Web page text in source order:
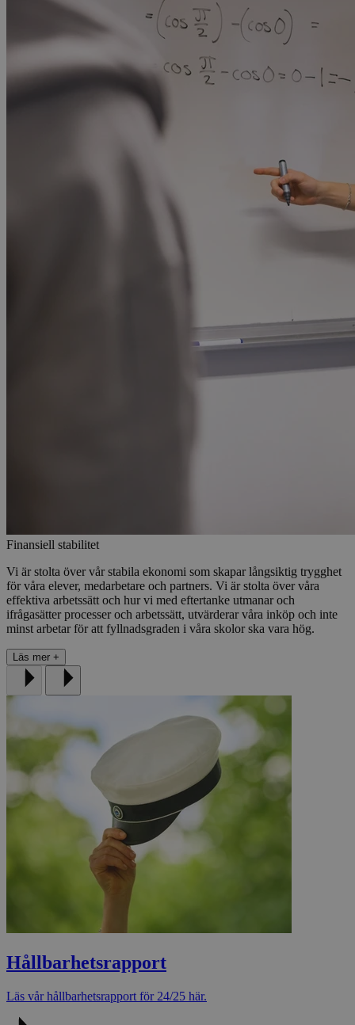
Finansiell stabilitet​​​​‌ ‍ ​‍​‍‌‍ ‌ ​‍‌‍‍‌‌‍‌ ‌‍‍‌‌‍ ‍​‍​‍​ ‍‍​‍​‍‌ ​ ‌‍​‌‌‍ ‍‌‍‍‌‌ ‌​‌ ‍‌​‍ ‍‌‍‍‌‌‍ ​‍​‍​‍ ​​‍​‍‌‍‍​‌ ​‍‌‍‌‌‌‍‌‍​‍​‍​ ‍‍​‍​‍​‍ ‌ ​ ‌ ‌​‌ ‌‌‌‍‌​‌‍‍‌‌‍ ​‍ ‌‍‍‌‌‍ ‍‌ ‌​‌‍‌‌‌‍ ‍‌ ‌​​‍ ‌‍‌‌‌‍‌​‌‍‍‌‌ ‌​​‍ ‌‍ ‌‌‍ ‌‍‌​‌‍‌‌​ ‌‌ ​​‌ ​‍‌‍‌‌‌ ​ ‌‍‌‌‌‍ ‍‌ ‌​‌‍​‌‌ ‌​‌‍‍‌‌‍ ‌‍ ‍​ ‍ ‌‍‍‌‌‍‌​​ ‌​ ​‌​ ​‌​ ‌‌‌‍‌‍​ ​‌‌‍‌‌‌‍​‍​ ‌‌​‍ ‌​ ‌​​ ‌​‌‍​‌‌‍‌‍​‍ ‌​ ‌​​ ​ ​ ‌ ‌‍‌‌​‍ ‌‌‍​‍​ ​‍‌‍​‍​ ‌‍​‍ ‌‌‍‌‍‌‍​ ​ ‍‌‌‍‌​​ ​‌‌‍​‌​ ‌ ​ ‌‍​ ‍​​ ​ ‌‍​‌​ ​‌​ ‍ ‌ ‌​‌ ‍‌‌ ​​‌‍‌‌​ ‌‌‍​‌‌ ​‍‌ ‌​‌‍‍‌‌‍​ ‌‍ ​‌‍‌‌‌‌​​‌‍​‌‌‍‌ ‌‍‌‌​ ‍ ‌ ​​‌‍​‌‌ ‌​‌‍‍​​ ‌‌ ​​‌‍​‌‌‍‌ ‌‍‌‌‌​​‍‌ ‌‌‌‍‍‌‌‍ ​‌‍‌​‌‍‌‌‌ ​‍​‍‌‌​ ‌‌‌​​‍‌‌ ‌‍‍ ‌‍‌‌‌ ‍‌​‍‌‌​ ​ ‌​‌​​‍‌‌​ ​ ‌​‌​​‍‌‌​ ​‍​ ​‍​ ‌ ‌‍‌‍‌‍​‍‌‍‌​​ ‍‌​ ‌​‌‍‌‍‌‍‌​‌‍​ ​ ‌ ​ ‍‌‌‍‌​​‍‌‌​ ​‍​ ​‍​‍‌‌​ ‌‌‌​‌​​‍ ‍‌ ‌ ‌‍‌‌‌‍‌‌‌‍‍ ‌ ​ ​‍‌‌​ ‌‌‌​​‍‌‌ ‌‍‍ ‌‍‌‌‌ ‍‌​‍‌‌​ ​ ‌​‌​​‍‌‌​ ​ ‌​‌​​‍‌‌​ ​‍​ ​‍​ ‌ ‌‍‌‍‌‍‌‌​ ​​‌‍​‍‌‍‌‌​ ​​​ ​‍​ ​ ​ ​‍​ ‍‌​ ​​​‍‌‌​ ​‍​ ​‍​‍‌‌​ ‌‌‌​‌​​‍ ‍‌ ​ ‌‍​ ‌‍‍​‌‍‌‌‌‍‌​‌ ‌‌‌‍ ​‌‍‌‌​‍‌‌​ ‌‌‌​​‍‌‌ ‌‍‍ ‌‍‌‌‌ ‍‌​‍‌‌​ ​ ‌​‌​​‍‌‌​ ​ ‌​‌​​‍‌‌​ ​‍​ ​‍​ ‌ ​ ​ ​ ​‍​ ​‌​ ​​​ ​ ‌‍‌​​ ‌ ​ ‌‍​ ​‍‌‍​ ‌‍​ ​‍‌‌​ ​‍​ ​‍​‍‌‌​ ‌‌‌​‌​​‍ ‍‌‍‍​‌‍‌‌‌‍​‌‌‍‌​‌‍‍‌‌‍ ‍‌‍‌ ​ ‌‍​‍‌‍​‌‌ ​ ‌‍‌‌‌‌‌‌‌ ​‍‌‍ ​​ ‌​‍‌‌​ ​‍‌​‌‍‌ ​ ‌ ‌​‌ ‌‌‌‍‌​‌‍‍‌‌‍ ​‍‌‍‌‍‍‌‌‍‌​​ ‌​ ​‌​ ​‌​ ‌‌‌‍‌‍​ ​‌‌‍‌‌‌‍​‍​ ‌‌​‍ ‌​ ‌​​ ‌​‌‍​‌‌‍‌‍​‍ ‌​ ‌​​ ​ ​ ‌ ‌‍‌‌​‍ ‌‌‍​‍​ ​‍‌‍​‍​ ‌‍​‍ ‌‌‍‌‍‌‍​ ​ ‍‌‌‍‌​​ ​‌‌‍​‌​ ‌ ​ ‌‍​ ‍​​ ​ ‌‍​‌​ ​‌​‍‌‍‌ ‌​‌ ‍‌‌ ​​‌‍‌‌​ ‌‌‍​‌‌ ​‍‌ ‌​‌‍‍‌‌‍​ ‌‍ ​‌‍‌‌‌‌​​‌‍​‌‌‍‌ ‌‍‌‌​‍‌‍‌ ​​‌‍​‌‌ ‌​‌‍‍​​ ‌‌ ​​‌‍​‌‌‍‌ ‌‍‌‌‌​​‍‌ ‌‌‌‍‍‌‌‍ ​‌‍‌​‌‍‌‌‌ ​‍​‍‌‌​ ‌‌‌​​‍‌‌ ‌‍‍ ‌‍‌‌‌ ‍‌​‍‌‌​ ​ ‌​‌​​‍‌‌​ ​ ‌​‌​​‍‌‌​ ​‍​ ​‍​ ‌ ‌‍‌‍‌‍​‍‌‍‌​​ ‍‌​ ‌​‌‍‌‍‌‍‌​‌‍​ ​ ‌ ​ ‍‌‌‍‌​​‍‌‌​ ​‍​ ​‍​‍‌‌​ ‌‌‌​‌​​‍ ‍‌ ‌ ‌‍‌‌‌‍‌‌‌‍‍ ‌ ​ ​‍‌‌​ ‌‌‌​​‍‌‌ ‌‍‍ ‌‍‌‌‌ ‍‌​‍‌‌​ ​ ‌​‌​​‍‌‌​ ​ ‌​‌​​‍‌‌​ ​‍​ ​‍​ ‌ ‌‍‌‍‌‍‌‌​ ​​‌‍​‍‌‍‌‌​ ​​​ ​‍​ ​ ​ ​‍​ ‍‌​ ​​​‍‌‌​ ​‍​ ​‍​‍‌‌​ ‌‌‌​‌​​‍ ‍‌ ​ ‌‍​ ‌‍‍​‌‍‌‌‌‍‌​‌ ‌‌‌‍ ​‌‍‌‌​‍‌‌​ ‌‌‌​​‍‌‌ ‌‍‍ ‌‍‌‌‌ ‍‌​‍‌‌​ ​ ‌​‌​​‍‌‌​ ​ ‌​‌​​‍‌‌​ ​‍​ ​‍​ ‌ ​ ​ ​ ​‍​ ​‌​ ​​​ ​ ‌‍‌​​ ‌ ​ ‌‍​ ​‍‌‍​ ‌‍​ ​‍‌‌​ ​‍​ ​‍​‍‌‌​ ‌‌‌​‌​​‍ ‍‌‍‍​‌‍‌‌‌‍​‌‌‍‌​‌‍‍‌‌‍ ‍‌‍‌ ​‍‌‍‌ ​​‌‍‌‌‌ ​‍‌ ​ ‌ ​​‌‍‌‌‌‍​ ‌ ‌​‌‍‍‌‌ ‌‍‌‍‌‌​ ‌‌ ​​‌ ‌‌‌‍​‍‌‍ ​‌‍‍‌‌ ​ ‌‍‍​‌‍‌‌‌‍‌​​‍​‍‌ ‌
Vi är stolta över vår stabila ekonomi som skapar långsiktig trygghet
för våra elever, medarbetare och partners. Vi är stolta över våra
effektiva arbetssätt och hur vi med eftertanke utmanar och
ifrågasätter processer och arbetssätt, utvärderar våra inköp och inte
minst arbetar för att fyllnadsgraden i våra skolor ska vara hög.​​​​‌ ‍ ​‍​‍‌‍ ‌ ​‍‌‍‍‌‌‍‌ ‌‍‍‌‌‍ ‍​‍​‍​ ‍‍​‍​‍‌ ​ ‌‍​‌‌‍ ‍‌‍‍‌‌ ‌​‌ ‍‌​‍ ‍‌‍‍‌‌‍ ​‍​‍​‍ ​​‍​‍‌‍‍​‌ ​‍‌‍‌‌‌‍‌‍​‍​‍​ ‍‍​‍​‍​‍ ‌ ​ ‌ ‌​‌ ‌‌‌‍‌​‌‍‍‌‌‍ ​‍ ‌‍‍‌‌‍ ‍‌ ‌​‌‍‌‌‌‍ ‍‌ ‌​​‍ ‌‍‌‌‌‍‌​‌‍‍‌‌ ‌​​‍ ‌‍ ‌‌‍ ‌‍‌​‌‍‌‌​ ‌‌ ​​‌ ​‍‌‍‌‌‌ ​ ‌‍‌‌‌‍ ‍‌ ‌​‌‍​‌‌ ‌​‌‍‍‌‌‍ ‌‍ ‍​ ‍ ‌‍‍‌‌‍‌​​ ‌​ ​‌​ ​‌​ ‌‌‌‍‌‍​ ​‌‌‍‌‌‌‍​‍​ ‌‌​‍ ‌​ ‌​​ ‌​‌‍​‌‌‍‌‍​‍ ‌​ ‌​​ ​ ​ ‌ ‌‍‌‌​‍ ‌‌‍​‍​ ​‍‌‍​‍​ ‌‍​‍ ‌‌‍‌‍‌‍​ ​ ‍‌‌‍‌​​ ​‌‌‍​‌​ ‌ ​ ‌‍​ ‍​​ ​ ‌‍​‌​ ​‌​ ‍ ‌ ‌​‌ ‍‌‌ ​​‌‍‌‌​ ‌‌‍​‌‌ ​‍‌ ‌​‌‍‍‌‌‍​ ‌‍ ​‌‍‌‌‌‌​​‌‍​‌‌‍‌ ‌‍‌‌​ ‍ ‌ ​​‌‍​‌‌ ‌​‌‍‍​​ ‌‌ ​​‌‍​‌‌‍‌ ‌‍‌‌‌​​‍‌ ‌‌‌‍‍‌‌‍ ​‌‍‌​‌‍‌‌‌ ​‍​‍‌‌​ ‌‌‌​​‍‌‌ ‌‍‍ ‌‍‌‌‌ ‍‌​‍‌‌​ ​ ‌​‌​​‍‌‌​ ​ ‌​‌​​‍‌‌​ ​‍​ ​‍​ ‌ ‌‍‌‍‌‍​‍‌‍‌​​ ‍‌​ ‌​‌‍‌‍‌‍‌​‌‍​ ​ ‌ ​ ‍‌‌‍‌​​‍‌‌​ ​‍​ ​‍​‍‌‌​ ‌‌‌​‌​​‍ ‍‌ ‌ ‌‍‌‌‌‍‌‌‌‍‍ ‌ ​ ​‍‌‌​ ‌‌‌​​‍‌‌ ‌‍‍ ‌‍‌‌‌ ‍‌​‍‌‌​ ​ ‌​‌​​‍‌‌​ ​ ‌​‌​​‍‌‌​ ​‍​ ​‍​ ‌ ‌‍‌‍‌‍‌‌​ ​​‌‍​‍‌‍‌‌​ ​​​ ​‍​ ​ ​ ​‍​ ‍‌​ ​​​‍‌‌​ ​‍​ ​‍​‍‌‌​ ‌‌‌​‌​​‍ ‍‌ ​ ‌‍​ ‌‍‍​‌‍‌‌‌‍‌​‌ ‌‌‌‍ ​‌‍‌‌​‍‌‌​ ‌‌‌​​‍‌‌ ‌‍‍ ‌‍‌‌‌ ‍‌​‍‌‌​ ​ ‌​‌​​‍‌‌​ ​ ‌​‌​​‍‌‌​ ​‍​ ​‍​ ‌ ​ ​ ​ ​‍​ ​‌​ ​​​ ​ ‌‍‌​​ ‌ ​ ‌‍​ ​‍‌‍​ ‌‍​ ​‍‌‌​ ​‍​ ​‍​‍‌‌​ ‌‌‌​‌​​‍ ‍‌ ‌​‌‍‌‌‌ ‍​‌ ‌​​ ‌‍​‍‌‍​‌‌ ​ ‌‍‌‌‌‌‌‌‌ ​‍‌‍ ​​ ‌​‍‌‌​ ​‍‌​‌‍‌ ​ ‌ ‌​‌ ‌‌‌‍‌​‌‍‍‌‌‍ ​‍‌‍‌‍‍‌‌‍‌​​ ‌​ ​‌​ ​‌​ ‌‌‌‍‌‍​ ​‌‌‍‌‌‌‍​‍​ ‌‌​‍ ‌​ ‌​​ ‌​‌‍​‌‌‍‌‍​‍ ‌​ ‌​​ ​ ​ ‌ ‌‍‌‌​‍ ‌‌‍​‍​ ​‍‌‍​‍​ ‌‍​‍ ‌‌‍‌‍‌‍​ ​ ‍‌‌‍‌​​ ​‌‌‍​‌​ ‌ ​ ‌‍​ ‍​​ ​ ‌‍​‌​ ​‌​‍‌‍‌ ‌​‌ ‍‌‌ ​​‌‍‌‌​ ‌‌‍​‌‌ ​‍‌ ‌​‌‍‍‌‌‍​ ‌‍ ​‌‍‌‌‌‌​​‌‍​‌‌‍‌ ‌‍‌‌​‍‌‍‌ ​​‌‍​‌‌ ‌​‌‍‍​​ ‌‌ ​​‌‍​‌‌‍‌ ‌‍‌‌‌​​‍‌ ‌‌‌‍‍‌‌‍ ​‌‍‌​‌‍‌‌‌ ​‍​‍‌‌​ ‌‌‌​​‍‌‌ ‌‍‍ ‌‍‌‌‌ ‍‌​‍‌‌​ ​ ‌​‌​​‍‌‌​ ​ ‌​‌​​‍‌‌​ ​‍​ ​‍​ ‌ ‌‍‌‍‌‍​‍‌‍‌​​ ‍‌​ ‌​‌‍‌‍‌‍‌​‌‍​ ​ ‌ ​ ‍‌‌‍‌​​‍‌‌​ ​‍​ ​‍​‍‌‌​ ‌‌‌​‌​​‍ ‍‌ ‌ ‌‍‌‌‌‍‌‌‌‍‍ ‌ ​ ​‍‌‌​ ‌‌‌​​‍‌‌ ‌‍‍ ‌‍‌‌‌ ‍‌​‍‌‌​ ​ ‌​‌​​‍‌‌​ ​ ‌​‌​​‍‌‌​ ​‍​ ​‍​ ‌ ‌‍‌‍‌‍‌‌​ ​​‌‍​‍‌‍‌‌​ ​​​ ​‍​ ​ ​ ​‍​ ‍‌​ ​​​‍‌‌​ ​‍​ ​‍​‍‌‌​ ‌‌‌​‌​​‍ ‍‌ ​ ‌‍​ ‌‍‍​‌‍‌‌‌‍‌​‌ ‌‌‌‍ ​‌‍‌‌​‍‌‌​ ‌‌‌​​‍‌‌ ‌‍‍ ‌‍‌‌‌ ‍‌​‍‌‌​ ​ ‌​‌​​‍‌‌​ ​ ‌​‌​​‍‌‌​ ​‍​ ​‍​ ‌ ​ ​ ​ ​‍​ ​‌​ ​​​ ​ ‌‍‌​​ ‌ ​ ‌‍​ ​‍‌‍​ ‌‍​ ​‍‌‌​ ​‍​ ​‍​‍‌‌​ ‌‌‌​‌​​‍ ‍‌ ‌​‌‍‌‌‌ ‍​‌ ‌​​‍‌‍‌ ​​‌‍‌‌‌ ​‍‌ ​ ‌ ​​‌‍‌‌‌‍​ ‌ ‌​‌‍‍‌‌ ‌‍‌‍‌‌​ ‌‌ ​​‌ ‌‌‌‍​‍‌‍ ​‌‍‍‌‌ ​ ‌‍‍​‌‍‌‌‌‍‌​​‍​‍‌ ‌
Läs mer +
Hållbarhetsrapport​​​​‌ ‍ ​‍​‍‌‍ ‌ ​‍‌‍‍‌‌‍‌ ‌‍‍‌‌‍ ‍​‍​‍​ ‍‍​‍​‍‌ ​ ‌‍​‌‌‍ ‍‌‍‍‌‌ ‌​‌ ‍‌​‍ ‍‌‍‍‌‌‍ ​‍​‍​‍ ​​‍​‍‌‍‍​‌ ​‍‌‍‌‌‌‍‌‍​‍​‍​ ‍‍​‍​‍​‍ ‌ ​ ‌ ‌​‌ ‌‌‌‍‌​‌‍‍‌‌‍ ​‍ ‌‍‍‌‌‍ ‍‌ ‌​‌‍‌‌‌‍ ‍‌ ‌​​‍ ‌‍‌‌‌‍‌​‌‍‍‌‌ ‌​​‍ ‌‍ ‌‌‍ ‌‍‌​‌‍‌‌​ ‌‌ ​​‌ ​‍‌‍‌‌‌ ​ ‌‍‌‌‌‍ ‍‌ ‌​‌‍​‌‌ ‌​‌‍‍‌‌‍ ‌‍ ‍​ ‍ ‌‍‍‌‌‍‌​​ ‌​ ​‌​ ​‌​ ‌‌‌‍‌‍​ ​‌‌‍‌‌‌‍​‍​ ‌‌​‍ ‌​ ‌​​ ‌​‌‍​‌‌‍‌‍​‍ ‌​ ‌​​ ​ ​ ‌ ‌‍‌‌​‍ ‌‌‍​‍​ ​‍‌‍​‍​ ‌‍​‍ ‌‌‍‌‍‌‍​ ​ ‍‌‌‍‌​​ ​‌‌‍​‌​ ‌ ​ ‌‍​ ‍​​ ​ ‌‍​‌​ ​‌​ ‍ ‌ ‌​‌ ‍‌‌ ​​‌‍‌‌​ ‌‌‍​‌‌ ​‍‌ ‌​‌‍‍‌‌‍​ ‌‍ ​‌‍‌‌‌‌​​‌‍​‌‌‍‌ ‌‍‌‌​ ‍ ‌ ​​‌‍​‌‌ ‌​‌‍‍​​ ‌‌ ​​‌‍​‌‌‍‌ ‌‍‌‌‌​​‍‌ ‌‌‌‍‍‌‌‍ ​‌‍‌​‌‍‌‌‌ ​‍​‍‌‌​ ‌‌‌​​‍‌‌ ‌‍‍ ‌‍‌‌‌ ‍‌​‍‌‌​ ​ ‌​‌​​‍‌‌​ ​ ‌​‌​​‍‌‌​ ​‍​ ​‍‌‍‌‌​ ​​​ ‌​​ ‍​​ ‌‍‌‍‌‌‌‍​ ‌‍​‌‌‍​‍‌‍‌‌‌‍​‍​ ​‌​‍‌‌​ ​‍​ ​‍​‍‌‌​ ‌‌‌​‌​​‍ ‍‌‍​ ‌‍​‌‌ ​‍‌‍‌​‌ ​ ​‍‌‌​ ‌‌‌​​‍‌‌ ‌‍‍ ‌‍‌‌‌ ‍‌​‍‌‌​ ​ ‌​‌​​‍‌‌​ ​ ‌​‌​​‍‌‌​ ​‍​ ​‍​ ‍​‌‍‌​​ ‌‍‌‍‌​​ ​ ​ ‌‍‌‍‌‌​ ‌ ​ ‌‌​ ​ ​ ​ ​ ‌​​‍‌‌​ ​‍​ ​‍​‍‌‌​ ‌‌‌​‌​​‍ ‍‌‍‍​‌‍‌‌‌‍​‌‌‍‌​‌‍‍‌‌‍ ‍‌‍‌ ​ ‌‍​‍‌‍​‌‌ ​ ‌‍‌‌‌‌‌‌‌ ​‍‌‍ ​​ ‌​‍‌‌​ ​‍‌​‌‍‌ ​ ‌ ‌​‌ ‌‌‌‍‌​‌‍‍‌‌‍ ​‍‌‍‌‍‍‌‌‍‌​​ ‌​ ​‌​ ​‌​ ‌‌‌‍‌‍​ ​‌‌‍‌‌‌‍​‍​ ‌‌​‍ ‌​ ‌​​ ‌​‌‍​‌‌‍‌‍​‍ ‌​ ‌​​ ​ ​ ‌ ‌‍‌‌​‍ ‌‌‍​‍​ ​‍‌‍​‍​ ‌‍​‍ ‌‌‍‌‍‌‍​ ​ ‍‌‌‍‌​​ ​‌‌‍​‌​ ‌ ​ ‌‍​ ‍​​ ​ ‌‍​‌​ ​‌​‍‌‍‌ ‌​‌ ‍‌‌ ​​‌‍‌‌​ ‌‌‍​‌‌ ​‍‌ ‌​‌‍‍‌‌‍​ ‌‍ ​‌‍‌‌‌‌​​‌‍​‌‌‍‌ ‌‍‌‌​‍‌‍‌ ​​‌‍​‌‌ ‌​‌‍‍​​ ‌‌ ​​‌‍​‌‌‍‌ ‌‍‌‌‌​​‍‌ ‌‌‌‍‍‌‌‍ ​‌‍‌​‌‍‌‌‌ ​‍​‍‌‌​ ‌‌‌​​‍‌‌ ‌‍‍ ‌‍‌‌‌ ‍‌​‍‌‌​ ​ ‌​‌​​‍‌‌​ ​ ‌​‌​​‍‌‌​ ​‍​ ​‍‌‍‌‌​ ​​​ ‌​​ ‍​​ ‌‍‌‍‌‌‌‍​ ‌‍​‌‌‍​‍‌‍‌‌‌‍​‍​ ​‌​‍‌‌​ ​‍​ ​‍​‍‌‌​ ‌‌‌​‌​​‍ ‍‌‍​ ‌‍​‌‌ ​‍‌‍‌​‌ ​ ​‍‌‌​ ‌‌‌​​‍‌‌ ‌‍‍ ‌‍‌‌‌ ‍‌​‍‌‌​ ​ ‌​‌​​‍‌‌​ ​ ‌​‌​​‍‌‌​ ​‍​ ​‍​ ‍​‌‍‌​​ ‌‍‌‍‌​​ ​ ​ ‌‍‌‍‌‌​ ‌ ​ ‌‌​ ​ ​ ​ ​ ‌​​‍‌‌​ ​‍​ ​‍​‍‌‌​ ‌‌‌​‌​​‍ ‍‌‍‍​‌‍‌‌‌‍​‌‌‍‌​‌‍‍‌‌‍ ‍‌‍‌ ​‍‌‍‌ ​​‌‍‌‌‌ ​‍‌ ​ ‌ ​​‌‍‌‌‌‍​ ‌ ‌​‌‍‍‌‌ ‌‍‌‍‌‌​ ‌‌ ​​‌ ‌‌‌‍​‍‌‍ ​‌‍‍‌‌ ​ ‌‍‍​‌‍‌‌‌‍‌​​‍​‍‌ ‌
Läs vår hållbarhetsrapport för 24/25 här.​​​​‌ ‍ ​‍​‍‌‍ ‌ ​‍‌‍‍‌‌‍‌ ‌‍‍‌‌‍ ‍​‍​‍​ ‍‍​‍​‍‌ ​ ‌‍​‌‌‍ ‍‌‍‍‌‌ ‌​‌ ‍‌​‍ ‍‌‍‍‌‌‍ ​‍​‍​‍ ​​‍​‍‌‍‍​‌ ​‍‌‍‌‌‌‍‌‍​‍​‍​ ‍‍​‍​‍​‍ ‌ ​ ‌ ‌​‌ ‌‌‌‍‌​‌‍‍‌‌‍ ​‍ ‌‍‍‌‌‍ ‍‌ ‌​‌‍‌‌‌‍ ‍‌ ‌​​‍ ‌‍‌‌‌‍‌​‌‍‍‌‌ ‌​​‍ ‌‍ ‌‌‍ ‌‍‌​‌‍‌‌​ ‌‌ ​​‌ ​‍‌‍‌‌‌ ​ ‌‍‌‌‌‍ ‍‌ ‌​‌‍​‌‌ ‌​‌‍‍‌‌‍ ‌‍ ‍​ ‍ ‌‍‍‌‌‍‌​​ ‌​ ​‌​ ​‌​ ‌‌‌‍‌‍​ ​‌‌‍‌‌‌‍​‍​ ‌‌​‍ ‌​ ‌​​ ‌​‌‍​‌‌‍‌‍​‍ ‌​ ‌​​ ​ ​ ‌ ‌‍‌‌​‍ ‌‌‍​‍​ ​‍‌‍​‍​ ‌‍​‍ ‌‌‍‌‍‌‍​ ​ ‍‌‌‍‌​​ ​‌‌‍​‌​ ‌ ​ ‌‍​ ‍​​ ​ ‌‍​‌​ ​‌​ ‍ ‌ ‌​‌ ‍‌‌ ​​‌‍‌‌​ ‌‌‍​‌‌ ​‍‌ ‌​‌‍‍‌‌‍​ ‌‍ ​‌‍‌‌‌‌​​‌‍​‌‌‍‌ ‌‍‌‌​ ‍ ‌ ​​‌‍​‌‌ ‌​‌‍‍​​ ‌‌ ​​‌‍​‌‌‍‌ ‌‍‌‌‌​​‍‌ ‌‌‌‍‍‌‌‍ ​‌‍‌​‌‍‌‌‌ ​‍​‍‌‌​ ‌‌‌​​‍‌‌ ‌‍‍ ‌‍‌‌‌ ‍‌​‍‌‌​ ​ ‌​‌​​‍‌‌​ ​ ‌​‌​​‍‌‌​ ​‍​ ​‍‌‍‌‌​ ​​​ ‌​​ ‍​​ ‌‍‌‍‌‌‌‍​ ‌‍​‌‌‍​‍‌‍‌‌‌‍​‍​ ​‌​‍‌‌​ ​‍​ ​‍​‍‌‌​ ‌‌‌​‌​​‍ ‍‌‍​ ‌‍​‌‌ ​‍‌‍‌​‌ ​ ​‍‌‌​ ‌‌‌​​‍‌‌ ‌‍‍ ‌‍‌‌‌ ‍‌​‍‌‌​ ​ ‌​‌​​‍‌‌​ ​ ‌​‌​​‍‌‌​ ​‍​ ​‍​ ‍​‌‍‌​​ ‌‍‌‍‌​​ ​ ​ ‌‍‌‍‌‌​ ‌ ​ ‌‌​ ​ ​ ​ ​ ‌​​‍‌‌​ ​‍​ ​‍​‍‌‌​ ‌‌‌​‌​​‍ ‍‌ ‌​‌‍‌‌‌ ‍​‌ ‌​​ ‌‍​‍‌‍​‌‌ ​ ‌‍‌‌‌‌‌‌‌ ​‍‌‍ ​​ ‌​‍‌‌​ ​‍‌​‌‍‌ ​ ‌ ‌​‌ ‌‌‌‍‌​‌‍‍‌‌‍ ​‍‌‍‌‍‍‌‌‍‌​​ ‌​ ​‌​ ​‌​ ‌‌‌‍‌‍​ ​‌‌‍‌‌‌‍​‍​ ‌‌​‍ ‌​ ‌​​ ‌​‌‍​‌‌‍‌‍​‍ ‌​ ‌​​ ​ ​ ‌ ‌‍‌‌​‍ ‌‌‍​‍​ ​‍‌‍​‍​ ‌‍​‍ ‌‌‍‌‍‌‍​ ​ ‍‌‌‍‌​​ ​‌‌‍​‌​ ‌ ​ ‌‍​ ‍​​ ​ ‌‍​‌​ ​‌​‍‌‍‌ ‌​‌ ‍‌‌ ​​‌‍‌‌​ ‌‌‍​‌‌ ​‍‌ ‌​‌‍‍‌‌‍​ ‌‍ ​‌‍‌‌‌‌​​‌‍​‌‌‍‌ ‌‍‌‌​‍‌‍‌ ​​‌‍​‌‌ ‌​‌‍‍​​ ‌‌ ​​‌‍​‌‌‍‌ ‌‍‌‌‌​​‍‌ ‌‌‌‍‍‌‌‍ ​‌‍‌​‌‍‌‌‌ ​‍​‍‌‌​ ‌‌‌​​‍‌‌ ‌‍‍ ‌‍‌‌‌ ‍‌​‍‌‌​ ​ ‌​‌​​‍‌‌​ ​ ‌​‌​​‍‌‌​ ​‍​ ​‍‌‍‌‌​ ​​​ ‌​​ ‍​​ ‌‍‌‍‌‌‌‍​ ‌‍​‌‌‍​‍‌‍‌‌‌‍​‍​ ​‌​‍‌‌​ ​‍​ ​‍​‍‌‌​ ‌‌‌​‌​​‍ ‍‌‍​ ‌‍​‌‌ ​‍‌‍‌​‌ ​ ​‍‌‌​ ‌‌‌​​‍‌‌ ‌‍‍ ‌‍‌‌‌ ‍‌​‍‌‌​ ​ ‌​‌​​‍‌‌​ ​ ‌​‌​​‍‌‌​ ​‍​ ​‍​ ‍​‌‍‌​​ ‌‍‌‍‌​​ ​ ​ ‌‍‌‍‌‌​ ‌ ​ ‌‌​ ​ ​ ​ ​ ‌​​‍‌‌​ ​‍​ ​‍​‍‌‌​ ‌‌‌​‌​​‍ ‍‌ ‌​‌‍‌‌‌ ‍​‌ ‌​​‍‌‍‌ ​​‌‍‌‌‌ ​‍‌ ​ ‌ ​​‌‍‌‌‌‍​ ‌ ‌​‌‍‍‌‌ ‌‍‌‍‌‌​ ‌‌ ​​‌ ‌‌‌‍​‍‌‍ ​‌‍‍‌‌ ​ ‌‍‍​‌‍‌‌‌‍‌​​‍​‍‌ ‌